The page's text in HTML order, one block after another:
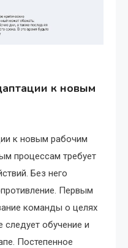
к новым
к новым рабочим
процессам требует
Без него
Первым
команды о целях
следует обучение и
Постепенное